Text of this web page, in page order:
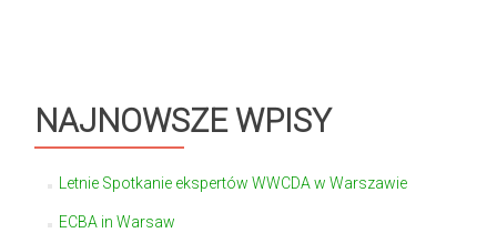
NAJNOWSZE WPISY
Letnie Spotkanie ekspertów WWCDA w Warszawie
ECBA in Warsaw